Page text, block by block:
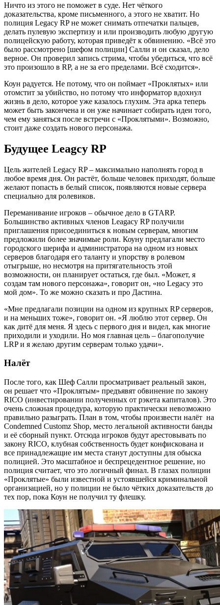
Ничто из этого не поможет в суде. Нет чёткого
доказательства, кроме письменного, а этого не хватит. Но
полиция Legacy RP не может снимать отпечатки пальцев,
делать пулевую экспертизу и или производить любую другую
полицейскую работу, которая приведёт к обвинению. «Всё это
было рассмотрено [шефом полиции] Салли и он сказал, дело
верное. Он проверил запись стрима, чтобы убедиться, что всё
это произошло в RP, а не за его пределами. Всё сходится».
Коун радуется. Не потому, что он поймает «Проклятых» или
отомстит за убийство, но потому что информатор вдохнул
жизнь в дело, которое уже казалось глухим. Эта арка теперь
может быть закончена и он уже начинает собирать идеи того,
чем ему заняться после встречи с «Проклятыми». Возможно,
стоит даже создать нового персонажа.
Будущее Leagcy RP
Цель жителей Legacy RP – максимально наполнять город в
любое время дня. Он растёт, больше человек приходят, больше
желают попасть в белый список, появляются новые сервера
специально для ролевиков.
Переманивание игроков – обычное дело в GTARP.
Большинство активных членов Leagacy RP получили
приглашения присоединиться к новым серверам, многим
предложили более значимые роли. Коуну предлагали место
городского шерифа и администратора на одном из новых
серверов благодаря его таланту и упорству в ролевом
отыгрыше, но несмотря на притягательность этой
возможности, он планирует остаться, где был. «Может, я
создам там нового персонажа», говорит он, «но Legacy это
мой дом». То же можно сказать и про Дастина.
«Мне предлагали позиции на одном из крупных RP серверов,
и на меньших тоже», говорит он. «Я люблю этот сервер. Он
как дитё для меня. Я здесь с первого дня и видел, как многие
приходили и уходили. Но моя главная цель – благополучие
LRP и я желаю другим серверам только удачи».
Налёт
После того, как Шеф Салли просматривает реальный закон,
он решает что «Проклятым» предъявят обвинение по закону
RICO (инвестировании полученных от рэкета капиталов). Это
очень сложная процедура, которую практически невозможно
правильно разыграть. План в том, чтобы произвести налёт на
Condemned Customz Shop, место легальной активности банды
и её сборный пункт. Отсюда игроков будут арестовывать по
закону RICO, клубная собственность будет конфискована и
все принадлежащие им места станут доступны для обыска
полицией. Это масштабное и беспрецедентное решение, но
полиция считает, что это логичный финал. В глазах полиции
«Проклятые» были известной и устоявшейся криминальной
организацией, но у полиции не было чётких доказательств до
тех пор, пока Коун не получил ту флешку.